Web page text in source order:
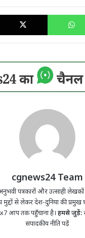
X
cgnews24 Team
पत्रकारों और उत्साही
मुद्दों से लेकर देश-दुनिया की
आप तक पहुँचाना है। हमसे जुड़ें:
संपादकीय नीति पढ़ें